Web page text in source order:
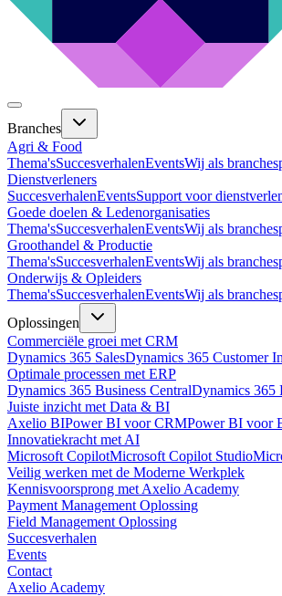
Branches
Agri & Food
Thema'sSuccesverhalenEventsWij als
Dienstverleners
SuccesverhalenEventsSupport voor
Goede doelen & Ledenorganisaties
Thema'sSuccesverhalenEventsWij als
Groothandel & Productie
Thema'sSuccesverhalenEventsWij als
Onderwijs & Opleiders
Thema'sSuccesverhalenEventsWij als
Oplossingen
Commerciële groei met CRM
Dynamics 365 SalesDynamics 365 Customer
Optimale processen met ERP
Dynamics 365 Business CentralDynamics 365
Juiste inzicht met Data & BI
Axelio BIPower BI voor CRMPower BI voor
Innovatiekracht met AI
Microsoft CopilotMicrosoft Copilot Studio
Veilig werken met de Moderne Werkplek
Kennisvoorsprong met Axelio Academy
Payment Management Oplossing
Field Management Oplossing
Succesverhalen
Events
Contact
Axelio Academy